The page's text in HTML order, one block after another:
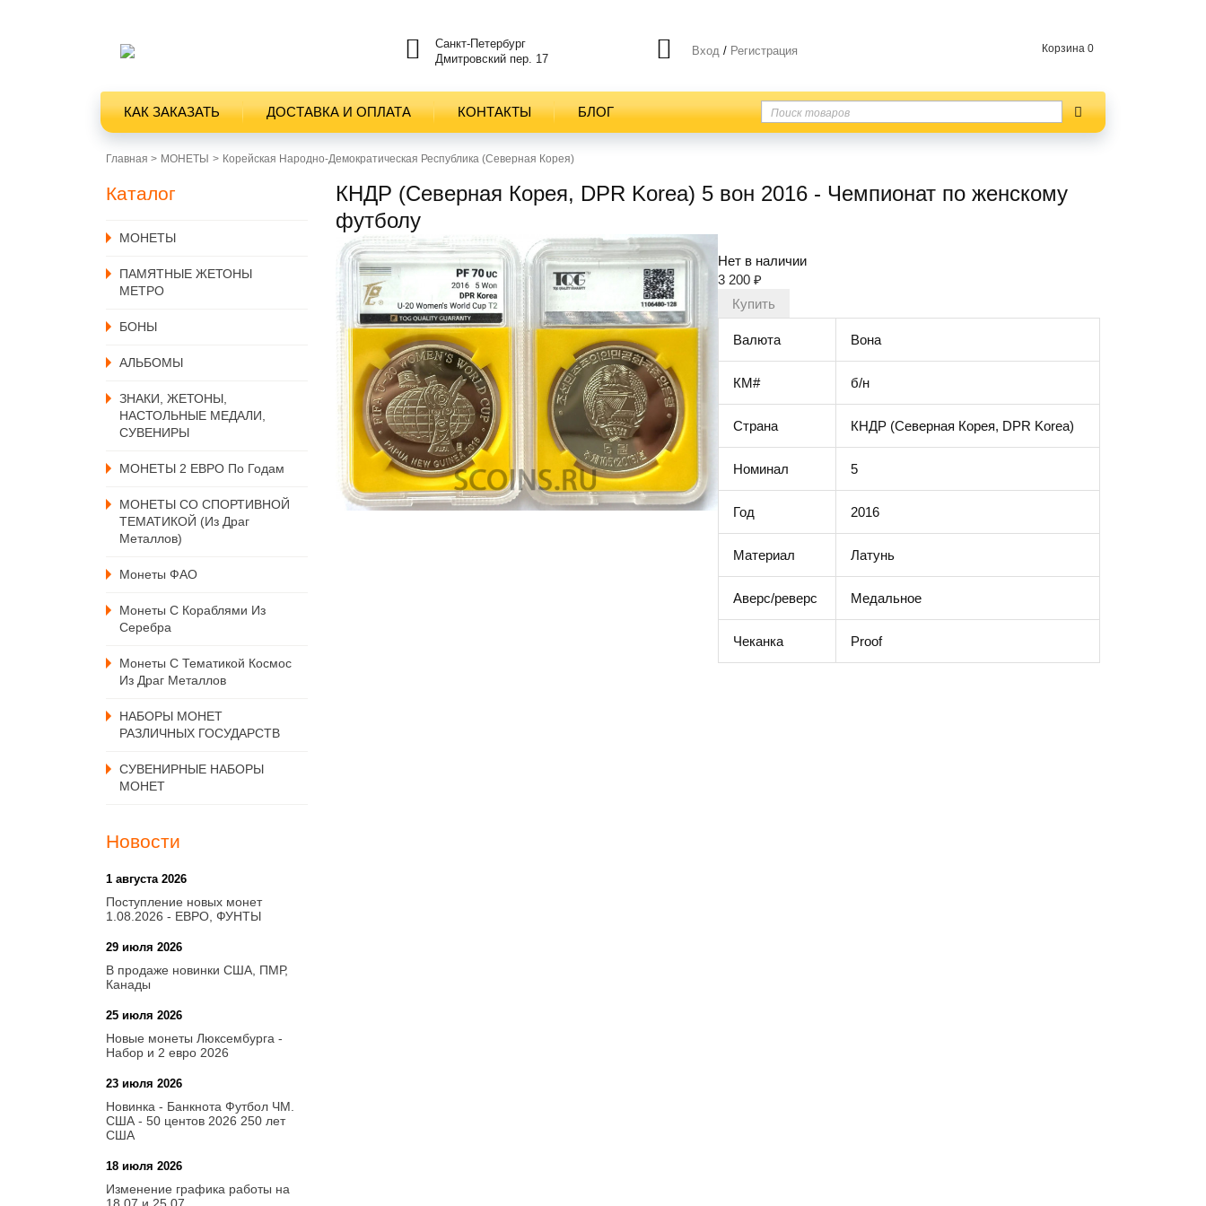
Санкт-Петербург
Дмитровский пер. 17
Вход/Регистрация Корзина 0
КАК ЗАКАЗАТЬ ДОСТАВКА И ОПЛАТА КОНТАКТЫ БЛОГ
Главная > MОНЕТЫ Корейская Народно-Демократическая Республика (Северная Корея)
Каталог
MОНЕТЫ
ПАМЯТНЫЕ ЖЕТОНЫ
МЕТРО
БОНЫ
АЛЬБОМЫ
ЗНАКИ, ЖЕТОНЫ,
НАСТОЛЬНЫЕ МЕДАЛИ,
СУВЕНИРЫ
МОНЕТЫ 2 ЕВРО По Годам
МОНЕТЫ СО СПОРТИВНОЙ
ТЕМАТИКОЙ (из Драг
Металлов)
Монеты ФАО
Монеты С Кораблями Из
Серебра
Монеты С Тематикой Космос
Из Драг Металлов
НАБОРЫ МОНЕТ
РАЗЛИЧНЫХ ГОСУДАРСТВ
СУВЕНИРНЫЕ НАБОРЫ
МОНЕТ
Новости
1 августа 2026
Поступление новых монет
1.08.2026 - ЕВРО, ФУНТЫ
29 июля 2026
В продаже новинки США, ПМР,
Канады
25 июля 2026
Новые монеты Люксембурга -
Набор и 2 евро 2026
23 июля 2026
Новинка - Банкнота Футбол ЧМ.
США - 50 центов 2026 250 лет
США
18 июля 2026
Изменение графика работы на
КНДР (Северная Корея, DPR Korea) 5 вон 2016 - Чемпионат по женскому
футболу
Нет в наличии
3 200 ₽
Валюта Вона
КМ# б/н
Страна КНДР (Северная Корея, DPR Korea)
Номинал 5
Год 2016
Материал Латунь
Аверс/реверс Медальное
Чеканка Proof